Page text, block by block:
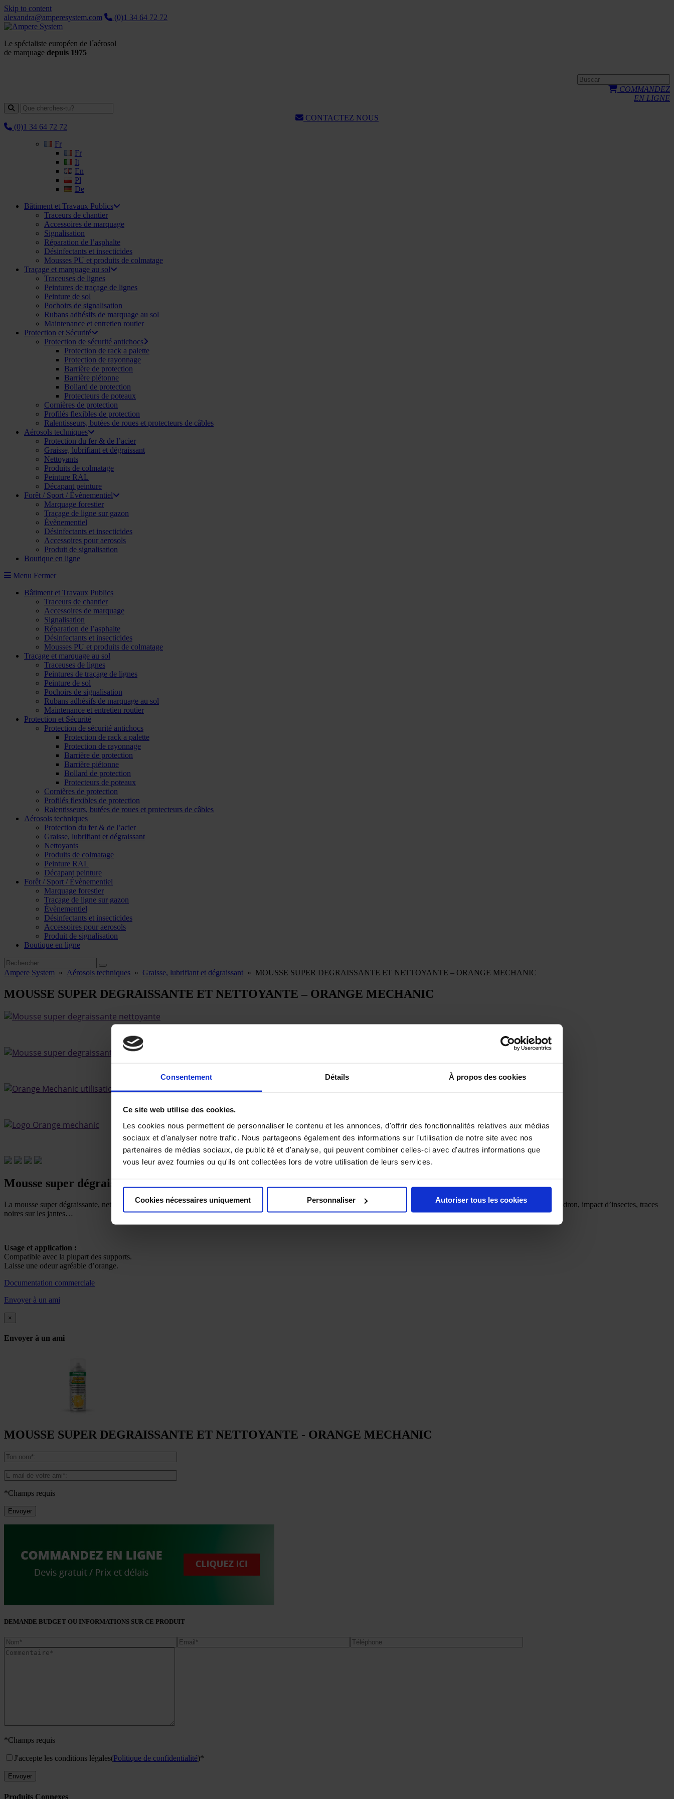
Consentement Détails À propos des cookies
Ce site web utilise des cookies.
Les cookies nous permettent de personnaliser le contenu et les annonces, d'offrir des fonctionnalités relatives aux médias
sociaux et d'analyser notre trafic. Nous partageons également des informations sur l'utilisation de notre site avec nos
partenaires de médias sociaux, de publicité et d'analyse, qui peuvent combiner celles-ci avec d'autres informations que
vous leur avez fournies ou qu'ils ont collectées lors de votre utilisation de leurs services.
Cookies nécessaires uniquement Personnaliser Autoriser tous les cookies
Skip to content
alexandra@amperesystem.com
(0)1 34 64 72 72
Le spécialiste européen de l´aérosol
de marquage depuis 1975
COMMANDEZ
EN LIGNE
CONTACTEZ NOUS
(0)1 34 64 72 72
Fr
Fr
It
En
Pl
De
Bâtiment et Travaux Publics
Traceurs de chantier
Accessoires de marquage
Signalisation
Réparation de l’asphalte
Désinfectants et insecticides
Mousses PU et produits de colmatage
Traçage et marquage au sol
Traceuses de lignes
Peintures de traçage de lignes
Peinture de sol
Pochoirs de signalisation
Rubans adhésifs de marquage au sol
Maintenance et entretien routier
Protection et Sécurité
Protection de sécurité antichocs
Protection de rack a palette
Protection de rayonnage
Barrière de protection
Barrière piétonne
Bollard de protection
Protecteurs de poteaux
Cornières de protection
Profilés flexibles de protection
Ralentisseurs, butées de roues et protecteurs de câbles
Aérosols techniques
Protection du fer & de l’acier
Graisse, lubrifiant et dégraissant
Nettoyants
Produits de colmatage
Peinture RAL
Décapant peinture
Forêt / Sport / Évènementiel
Marquage forestier
Traçage de ligne sur gazon
Évènementiel
Désinfectants et insecticides
Accessoires pour aerosols
Produit de signalisation
Boutique en ligne
Menu Fermer
Bâtiment et Travaux Publics
Traceurs de chantier
Accessoires de marquage
Signalisation
Réparation de l’asphalte
Désinfectants et insecticides
Mousses PU et produits de colmatage
Traçage et marquage au sol
Traceuses de lignes
Peintures de traçage de lignes
Peinture de sol
Pochoirs de signalisation
Rubans adhésifs de marquage au sol
Maintenance et entretien routier
Protection et Sécurité
Protection de sécurité antichocs
Protection de rack a palette
Protection de rayonnage
Barrière de protection
Barrière piétonne
Bollard de protection
Protecteurs de poteaux
Cornières de protection
Profilés flexibles de protection
Ralentisseurs, butées de roues et protecteurs de câbles
Aérosols techniques
Protection du fer & de l’acier
Graisse, lubrifiant et dégraissant
Nettoyants
Produits de colmatage
Peinture RAL
Décapant peinture
Forêt / Sport / Évènementiel
Marquage forestier
Traçage de ligne sur gazon
Évènementiel
Désinfectants et insecticides
Accessoires pour aerosols
Produit de signalisation
Boutique en ligne
Ampere System » Aérosols techniques » Graisse, lubrifiant et dégraissant » MOUSSE SUPER DEGRAISSANTE ET NETTOYANTE – ORANGE MECHANIC
MOUSSE SUPER DEGRAISSANTE ET NETTOYANTE – ORANGE MECHANIC
Logo Orange mechanic
Mousse super dégraissante et nettoyante
La mousse super dégraissante, nettoyante enrichie en terpène d’orange est extrêmement efficace sur la plupart des salissures telles que les graisses, huiles, cambouis, bitumes, goudron, impact d’insectes, traces
noires sur les jantes…
Usage et application :
Compatible avec la plupart des supports.
Laisse une odeur agréable d’orange.
Documentation commerciale
Envoyer à un ami
×
Envoyer à un ami
MOUSSE SUPER DEGRAISSANTE ET NETTOYANTE - ORANGE MECHANIC
*Champs requis
DEMANDE BUDGET OU INFORMATIONS SUR CE PRODUIT
*Champs requis
J'accepte les conditions légales(Politique de confidentialité)*
Produits Connexes